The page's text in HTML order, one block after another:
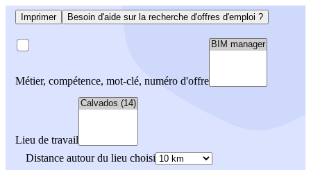
Imprimer Besoin d'aide sur la recherche d'offres d'emploi ?
Métier, compétence, mot-clé, numéro d'offre
Lieu de travail
Distance autour du lieu choisi